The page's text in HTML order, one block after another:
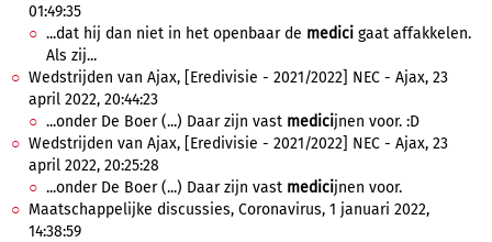
01:49:35
...dat hij dan niet in het openbaar de medici gaat affakkelen.
Als zij...
Wedstrijden van Ajax, [Eredivisie - 2021/2022] NEC - Ajax, 23
april 2022, 20:44:23
...onder De Boer (...) Daar zijn vast medicijnen voor. :D
Wedstrijden van Ajax, [Eredivisie - 2021/2022] NEC - Ajax, 23
april 2022, 20:25:28
...onder De Boer (...) Daar zijn vast medicijnen voor.
Maatschappelijke discussies, Coronavirus, 1 januari 2022,
14:38:59